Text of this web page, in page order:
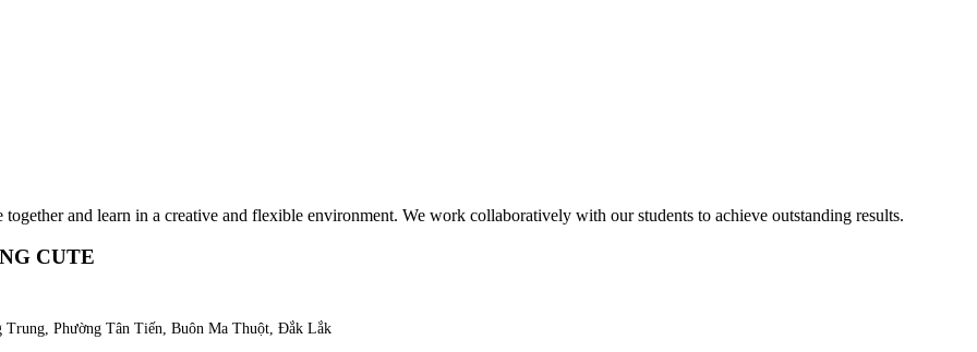
and learn in a creative and flexible environment. We work collaboratively with our students to achieve outstanding results.
CUTE
Trung, Phường Tân Tiến, Buôn Ma Thuột, Đắk Lắk